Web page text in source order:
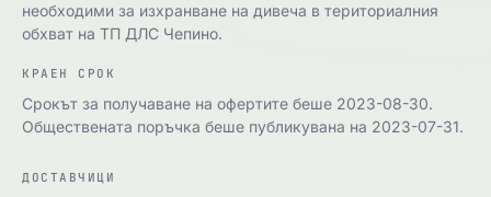
необходими за изхранване на дивеча в териториалния
обхват на ТП ДЛС Чепино.
КРАЕН СРОК
Срокът за получаване на офертите беше 2023-08-30.
Обществената поръчка беше публикувана на 2023-07-31.
ДОСТАВЧИЦИ